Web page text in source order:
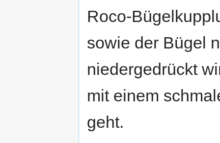
Roco-
sowie der Bügel
niedergedrückt
mit einem
geht.